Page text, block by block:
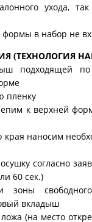
ухода,
в набор не
(ТЕХНОЛОГИЯ
подходящей
пленку
к верхней
края наносим
согласно
60 сек.)
зоны
вкладыш
(на место